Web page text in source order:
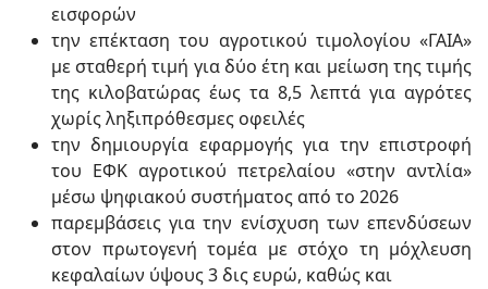
εισφορών
την επέκταση του αγροτικού τιμολογίου «ΓΑΙΑ»
με σταθερή τιμή για δύο έτη και μείωση της τιμής
της κιλοβατώρας έως τα 8,5 λεπτά για αγρότες
χωρίς ληξιπρόθεσμες οφειλές
την δημιουργία εφαρμογής για την επιστροφή
του ΕΦΚ αγροτικού πετρελαίου «στην αντλία»
μέσω ψηφιακού συστήματος από το 2026
παρεμβάσεις για την ενίσχυση των επενδύσεων
στον πρωτογενή τομέα με στόχο τη μόχλευση
κεφαλαίων ύψους 3 δις ευρώ, καθώς και